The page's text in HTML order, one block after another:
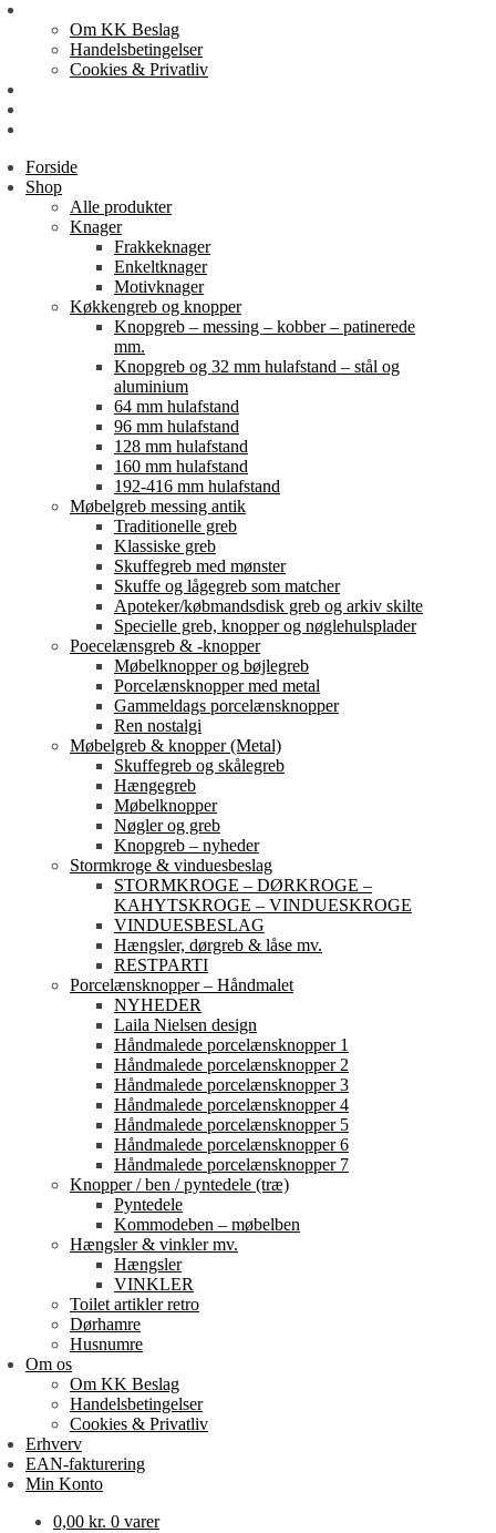
Om KK Beslag
Handelsbetingelser
Cookies & Privatliv
Forside
Shop
Alle produkter
Knager
Frakkeknager
Enkeltknager
Motivknager
Køkkengreb og knopper
Knopgreb – messing – kobber – patinerede
mm.
Knopgreb og 32 mm hulafstand – stål og
aluminium
64 mm hulafstand
96 mm hulafstand
128 mm hulafstand
160 mm hulafstand
192-416 mm hulafstand
Møbelgreb messing antik
Traditionelle greb
Klassiske greb
Skuffegreb med mønster
Skuffe og lågegreb som matcher
Apoteker/købmandsdisk greb og arkiv skilte
Specielle greb, knopper og nøglehulsplader
Poecelænsgreb & -knopper
Møbelknopper og bøjlegreb
Porcelænsknopper med metal
Gammeldags porcelænsknopper
Ren nostalgi
Møbelgreb & knopper (Metal)
Skuffegreb og skålegreb
Hængegreb
Møbelknopper
Nøgler og greb
Knopgreb – nyheder
Stormkroge & vinduesbeslag
STORMKROGE – DØRKROGE –
KAHYTSKROGE – VINDUESKROGE
VINDUESBESLAG
Hængsler, dørgreb & låse mv.
RESTPARTI
Porcelænsknopper – Håndmalet
NYHEDER
Laila Nielsen design
Håndmalede porcelænsknopper 1
Håndmalede porcelænsknopper 2
Håndmalede porcelænsknopper 3
Håndmalede porcelænsknopper 4
Håndmalede porcelænsknopper 5
Håndmalede porcelænsknopper 6
Håndmalede porcelænsknopper 7
Knopper / ben / pyntedele (træ)
Pyntedele
Kommodeben – møbelben
Hængsler & vinkler mv.
Hængsler
VINKLER
Toilet artikler retro
Dørhamre
Husnumre
Om os
Om KK Beslag
Handelsbetingelser
Cookies & Privatliv
Erhverv
EAN-fakturering
Min Konto
0,00 kr. 0 varer